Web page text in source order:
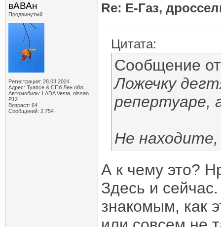
вАВАн
Продвинутый
Регистрация: 28.03.2024
Адрес: Туапсе & СПб Лен.обл.
Автомобиль: LADA Vesta, nissan
P12
Возраст: 64
Сообщений: 2,754
Re: Е-Газ,
Цитата:
Сообщение
Ложечку
репертуаре,
Не
А к чему это?
Здесь и
знакомым, как